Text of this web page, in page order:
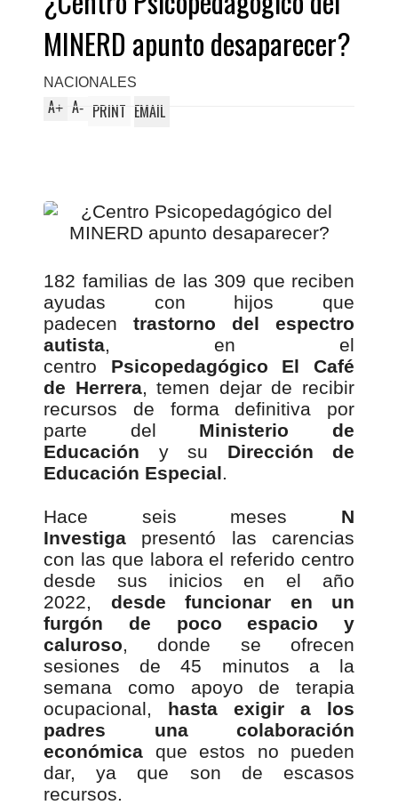
MINERD apunto desaparecer?
NACIONALES
A+ A- PRINT EMAIL
182 familias de las 309 que reciben
ayudas con hijos que
padecen trastorno del espectro
autista, en el
centro Psicopedagógico El Café
de Herrera, temen dejar de recibir
recursos de forma definitiva por
parte del Ministerio de
Educación y su Dirección de
Educación Especial.
Hace seis meses N
Investiga presentó las carencias
con las que labora el referido centro
desde sus inicios en el año
2022, desde funcionar en un
furgón de poco espacio y
caluroso, donde se ofrecen
sesiones de 45 minutos a la
semana como apoyo de terapia
ocupacional, hasta exigir a los
padres una colaboración
económica que estos no pueden
dar, ya que son de escasos
recursos.